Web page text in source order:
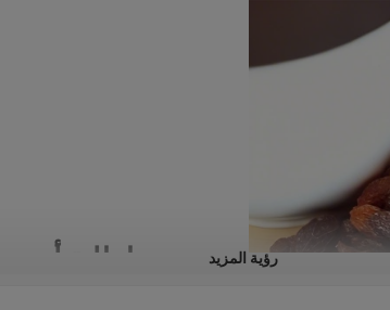
زبيب سلطانة أحمررؤية المزيد